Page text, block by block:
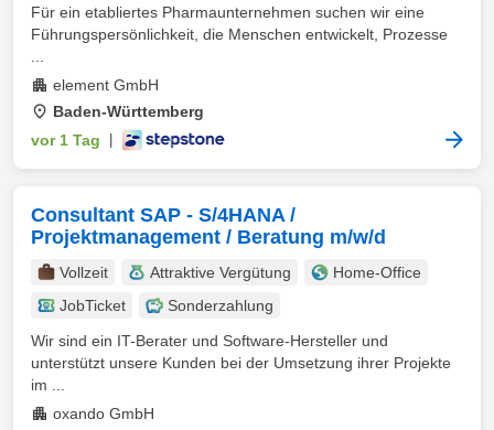
Für ein etabliertes Pharmaunternehmen suchen wir eine
Führungspersönlichkeit, die Menschen entwickelt, Prozesse
element GmbH
Baden-Württemberg
vor 1 Tag
Consultant SAP - S/4HANA /
Projektmanagement / Beratung m/w/d
Vollzeit Attraktive Vergütung
Home-Office
JobTicket
Sonderzahlung
Wir sind ein IT-Berater und Software-Hersteller und
unterstützt unsere Kunden bei der Umsetzung ihrer Projekte
im ...
oxando GmbH